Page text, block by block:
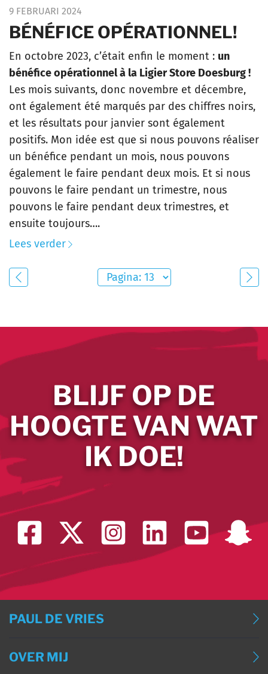
9 FEBRUARI 2024
BÉNÉFICE OPÉRATIONNEL!
En octobre 2023, c’était enfin le moment : un
bénéfice opérationnel à la Ligier Store Doesburg !
Les mois suivants, donc novembre et décembre,
ont également été marqués par des chiffres noirs,
et les résultats pour janvier sont également
positifs. Mon idée est que si nous pouvons réaliser
un bénéfice pendant un mois, nous pouvons
également le faire pendant deux mois. Et si nous
pouvons le faire pendant un trimestre, nous
pouvons le faire pendant deux trimestres, et
ensuite toujours….
Lees verder
BLIJF OP DE
HOOGTE VAN WAT
IK DOE!
PAUL DE VRIES
OVER MIJ